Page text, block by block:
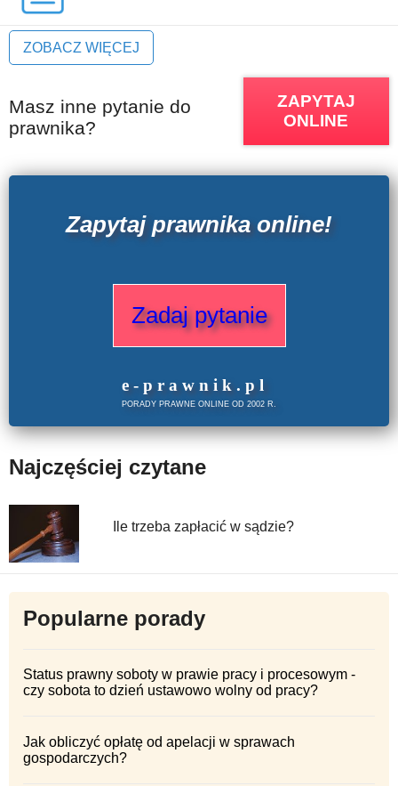
ZOBACZ WIĘCEJ
Masz inne pytanie do
prawnika?
ZAPYTAJ
ONLINE
Zapytaj prawnika online!
Zadaj pytanie
e -prawnik . pl
PORADY PRAWNE ONLINE OD 2002 R.
Najczęściej czytane
Ile trzeba zapłacić w sądzie?
Popularne porady
Status prawny soboty w prawie pracy i procesowym -
czy sobota to dzień ustawowo wolny od pracy?
Jak obliczyć opłatę od apelacji w sprawach
gospodarczych?